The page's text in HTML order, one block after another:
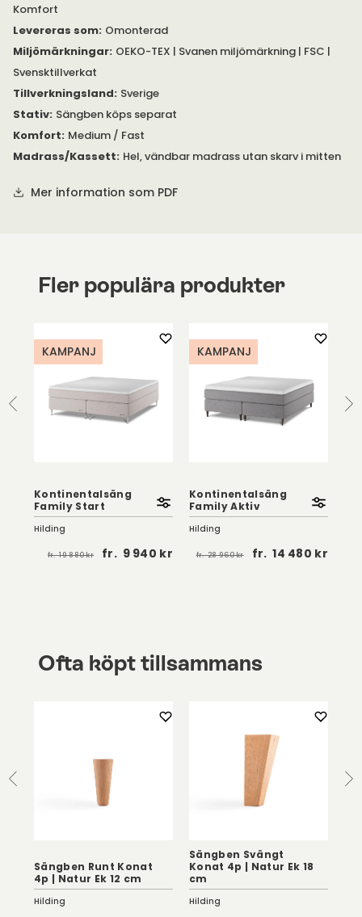
Stoppning i polyeter 28 mm / 30 kg + 20 mm / 23 kg
Hel, vändbar madrass utan skarv
Stommar i FSC®-certifierad gran/furu
25 års garanti på ram- och fjäderbrott
Observera att inte bäddmadrass eller sängben ingår.
ditt val av sängben här.
Svårt att välja säng?Boka tid med någon av våra
sängexperter för personlig rådgivning.
Kontakta oss
för
mer information.
Komfort
Levereras som: Omonterad
Miljömärkningar: OEKO-TEX | Svanen miljömärkning | FSC |
Svensktillverkat
Tillverkningsland: Sverige
Stativ: Sängben köps separat
Komfort: Medium / Fast
Madrass/Kassett: Hel, vändbar madrass utan skarv i mitten
Mer information som PDF
Fler populära produkter
KAMPANJ
Kontinentalsäng
Family Start
Hilding
fr.19 880 kr fr. 9 940 kr
KAMPANJ
Kontinentalsäng
Family Aktiv
Hilding
fr.28 960 kr fr. 14 480 kr
Ofta köpt tillsammans
Sängben Runt Konat
4p | Natur Ek 12 cm
Hilding
Sängben Svängt
Konat 4p | Natur Ek 18
cm
Hilding